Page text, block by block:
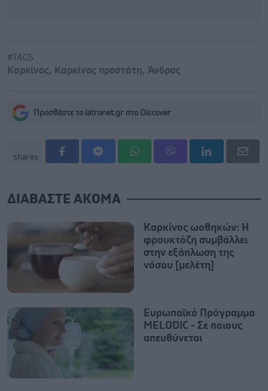
#TAGS
Καρκίνος, Καρκίνος προστάτη, Άνδρας
Προσθέστε το iatronet.gr στο Discover
shares
ΔΙΑΒΑΣΤΕ ΑΚΟΜΑ
Καρκίνος ωοθηκών: Η
φρουκτόζη συμβάλλει
στην εξάπλωση της
νόσου [μελέτη]
Ευρωπαϊκό Πρόγραμμα
MELODIC - Σε ποιους
απευθύνεται